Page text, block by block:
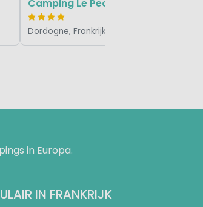
Dordogne, Frankrijk
in Europa.
IN FRANKRIJK